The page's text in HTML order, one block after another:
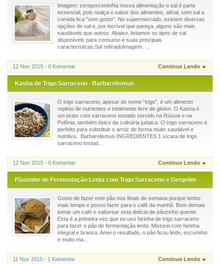
Imagem: zeroporcentoNa nossa alimentação o sal é parte
essencial, pois realça o sabor dos alimentos; afinal, sem sal a
comida fica "sem gosto". No supermercado, existem diversas
opções de sal e, por incrível que pareça, alguns são mais
saudáveis que outros. Abaixo, listamos os tipos de sal
disponíveis para consumo e suas principais
características:Sal refinadoImagem: ...
12 Nov 2015 - 0 Komentar Continue Lendo ►
Kasha de Trigo Sarraceno - Barbarelismus
O trigo sarraceno, apesar do nome “trigo”, é um alimento
repleto de nutrientes e totalmente livre de glúten. O Kasha é
um prato com sarraceno tostado servido na Rússia e na
Polônia, também típico da culinária judaica. O trigo sarraceno é
perfeito para substituir o arroz de forma muito saudável e
nutritiva. Barbarelismus INGREDIENTES 1 xícara de trigo
sarraceno tostad...
12 Nov 2015 - 0 Komentar Continue Lendo ►
Pãozinho de Fermentação Lenta com Trigo Sarraceno e Gergelim
Gosto de fazer este pão nos finais de semana porque tenho
mais tempo e posso fazer para o café da manhã. Bom demais
tomar um café e saborear esta delícia de pãozinho quente.
Esta é a primeira vez que eu uso farinha de trigo sarraceno
para fazer o pão de fermentação lenta. Misturei com farinha
integral e branca. Amei o resultado, o pão ficou lindo, escurinho
e muito ma...
11 Nov 2015 - 1 Komentar Continue Lendo ►